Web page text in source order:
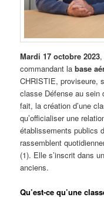
Mardi 17 octobre 2023
commandant labase
CHRISTIE, proviseure,
classe Défense au sein
fait, la création d’une
qu’officialiser une
établissements publics
rassemblent
(1). Elle s’inscrit dans
anciens.
Qu’est-ce qu’une